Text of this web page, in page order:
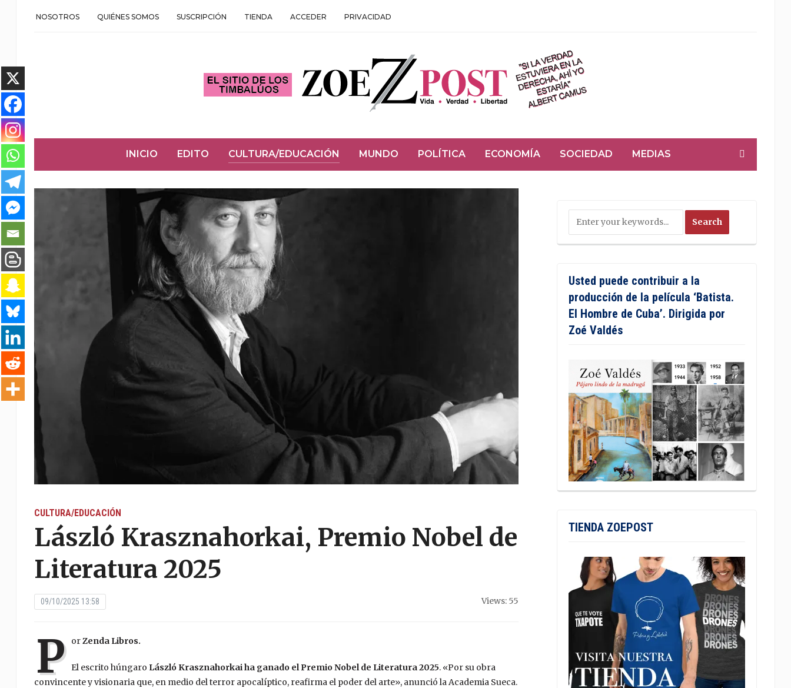
NOSOTROS QUIÉNES SOMOS SUSCRIPCIÓN TIENDA ACCEDER PRIVACIDAD
INICIO EDITO CULTURA/EDUCACIÓN MUNDO POLÍTICA ECONOMÍA SOCIEDAD MEDIAS
CULTURA/EDUCACIÓN
László Krasznahorkai, Premio Nobel de
Literatura 2025
09/10/2025 13:58 Views: 55
P orZenda Libros.
El escrito húngaro László Krasznahorkai ha ganado el Premio Nobel de Literatura 2025. «Por su obra
convincente y visionaria que, en medio del terror apocalíptico, reafirma el poder del arte», anunció la Academia Sueca.
Usted puede contribuir a la
producción de la película ‘Batista.
El Hombre de Cuba’. Dirigida por
Zoé Valdés
TIENDA ZOEPOST